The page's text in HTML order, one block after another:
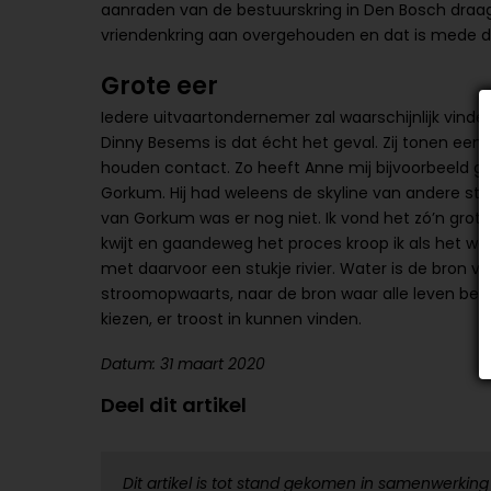
aanraden van de bestuurskring in Den Bosch
vriendenkring aan overgehouden en dat is mede
Grote eer
Iedere uitvaartondernemer zal waarschijnlijk
Dinny Besems is dat écht het geval. Zij tonen
houden contact. Zo heeft Anne mij bijvoorbeeld
Gorkum. Hij had weleens de skyline van andere
van Gorkum was er nog niet. Ik vond het zó’n
kwijt en gaandeweg het proces kroop ik als het
met daarvoor een stukje rivier. Water is de bron
stroomopwaarts, naar de bron waar alle leven
kiezen, er troost in kunnen vinden.
Datum: 31 maart 2020
Deel dit artikel
Dit artikel is tot stand gekomen in